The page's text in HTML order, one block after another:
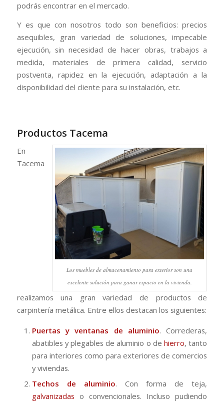
podrás encontrar en el mercado.
Y es que con nosotros todo son beneficios: precios
asequibles, gran variedad de soluciones, impecable
ejecución, sin necesidad de hacer obras, trabajos a
medida, materiales de primera calidad, servicio
postventa, rapidez en la ejecución, adaptación a la
disponibilidad del cliente para su instalación, etc.
Productos Tacema
Los muebles de almacenamiento para exterior son una
excelente solución para ganar espacio en la vivienda.
En
Tacema
realizamos una gran variedad de productos de
carpintería metálica. Entre ellos destacan los siguientes:
Puertas y ventanas de aluminio. Correderas,
abatibles y plegables de aluminio o de hierro, tanto
para interiores como para exteriores de comercios
y viviendas.
Techos de aluminio. Con forma de teja,
galvanizadas o convencionales. Incluso pudiendo